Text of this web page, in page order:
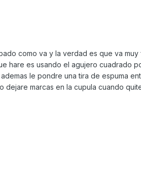
como va y la verdad es que va muy
hare es usando el agujero cuadrado
le pondre una tira de espuma
dejare marcas en la cupula cuando